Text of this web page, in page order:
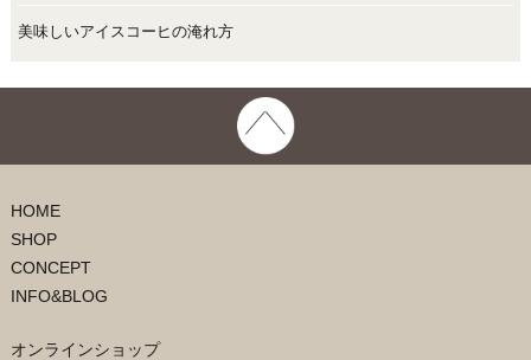
美味しいアイスコーヒの淹れ方
HOME
SHOP
CONCEPT
INFO&BLOG
オンラインショップ